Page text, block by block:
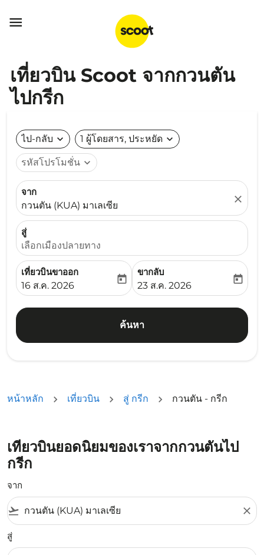

เที่ยวบิน Scoot จากกวนตัน
ไปกรีก
ไป-กลับ expand_more 1 ผู้โดยสาร, ประหยัด expand_more
รหัสโปรโมชั่น expand_more
จาก
กวนตัน (KUA) มาเลเซีย
close
สู่
เลือกเมืองปลายทาง
เที่ยวบินขาออก
fc-booking-departure-date-aria-label
16 ส.ค. 2026
today
ขากลับ
fc-booking-return-date-
23 ส.ค. 2026
today
ค้นหา
หน้าหลัก เที่ยวบิน สู่ กรีก กวนตัน - กรีก
เที่ยวบินยอดนิยมของเราจากกวนตันไป
กรีก
จาก
flight_takeoff close
สู่